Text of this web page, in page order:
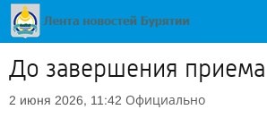
До завершения приема
2 июня 2026, 11:42 Официально